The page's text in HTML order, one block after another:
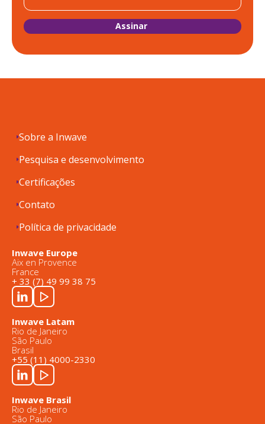
Sobre a Inwave
Pesquisa e desenvolvimento
Certificações
Contato
Política de privacidade
Inwave Europe
Aix en Provence
France
+ 33 (7) 49 99 38 75
Inwave Latam
Rio de Janeiro
São Paulo
Brasil
+55 (11) 4000-2330
Inwave Brasil
Rio de Janeiro
São Paulo